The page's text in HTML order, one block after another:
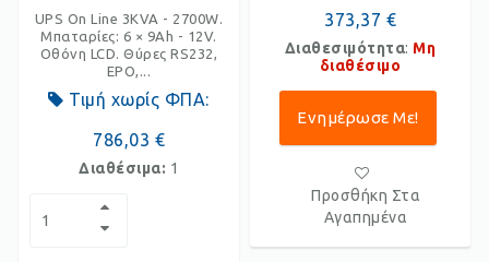
UPS On Line 3KVA - 2700W.
Μπαταρίες: 6 × 9Ah - 12V.
Οθόνη LCD. Θύρες RS232,
EPO,...
Τιμή χωρίς ΦΠΑ:
786,03 €
Διαθέσιμα: 1
373,37 €
Διαθεσιμότητα: Μη
διαθέσιμο
Ενημέρωσε Με!
Προσθήκη Στα
Αγαπημένα